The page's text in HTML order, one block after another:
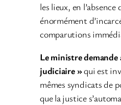
les lieux, en
énormément
comparutions
Le ministre
judiciaire »qui est
mêmes syndicats de
que la justice